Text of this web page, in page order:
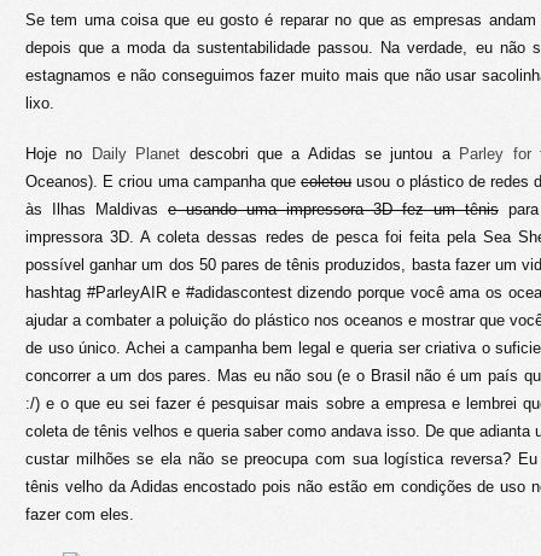
Se tem uma coisa que eu gosto é reparar no que as empresas
depois que a moda da sustentabilidade passou. Na verdade, eu não
estagnamos e não conseguimos fazer muito mais que não usar
lixo.
Hoje no Daily Planet descobri que a Adidas se juntou a Parley for
Oceanos). E criou uma campanha quecoletouusou o plástico de redes
às Ilhas Maldivas e usando uma impressora 3D fez um tênis
impressora 3D. A coleta dessas redes de pesca foi feita pela Sea
possível ganhar um dos 50 pares de tênis produzidos, basta fazer um
hashtag #ParleyAIR e #adidascontest dizendo porque você ama os
ajudar a combater a poluição do plástico nos oceanos e mostrar que
de uso único. Achei a campanha bem legal e queria ser criativa o
concorrer a um dos pares. Mas eu não sou (e o Brasil não é um país
:/) e o que eu sei fazer é pesquisar mais sobre a empresa e lembrei
coleta de tênis velhos e queria saber como andava isso. De que adianta
custar milhões se ela não se preocupa com sua logística reversa?
tênis velho da Adidas encostado pois não estão em condições de uso
fazer com eles.